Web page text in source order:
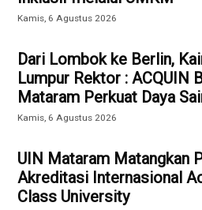
Kamis, 6 Agustus 2026
Dari Lombok ke Berlin,
Lumpur Rektor : ACQUIN
Mataram Perkuat Daya
Kamis, 6 Agustus 2026
UIN Mataram Matangkan
Akreditasi Internasional
Class University